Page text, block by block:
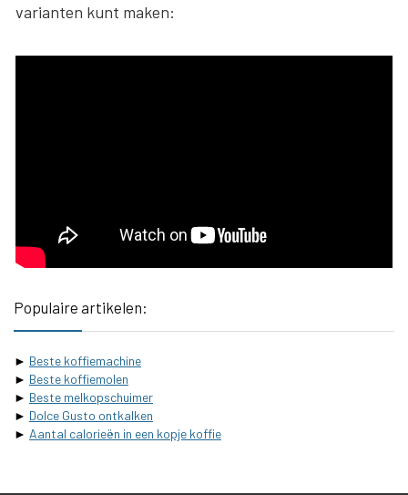
varianten kunt maken:
Populaire artikelen:
► Beste koffiemachine
► Beste koffiemolen
► Beste melkopschuimer
► Dolce Gusto ontkalken
► Aantal calorieën in een kopje koffie